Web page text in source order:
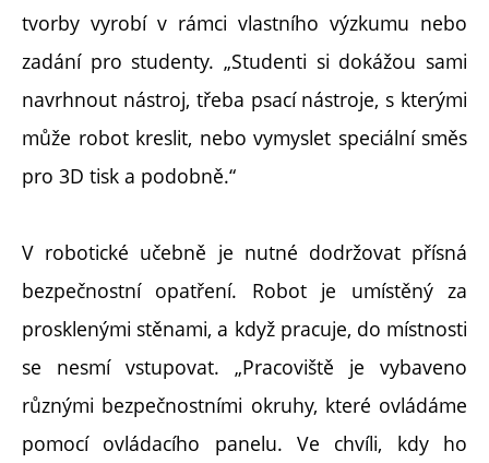
tvorby vyrobí v rámci vlastního výzkumu nebo
zadání pro studenty. „Studenti si dokážou sami
navrhnout nástroj, třeba psací nástroje, s kterými
může robot kreslit, nebo vymyslet speciální směs
pro 3D tisk a podobně.“
V robotické učebně je nutné dodržovat přísná
bezpečnostní opatření. Robot je umístěný za
prosklenými stěnami, a když pracuje, do místnosti
se nesmí vstupovat. „Pracoviště je vybaveno
různými bezpečnostními okruhy, které ovládáme
pomocí ovládacího panelu. Ve chvíli, kdy ho